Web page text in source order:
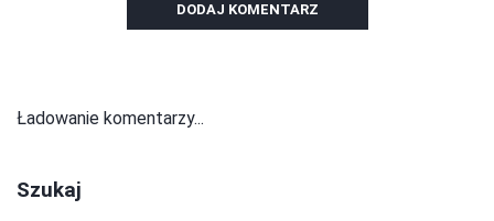
DODAJ KOMENTARZ
Ładowanie komentarzy...
Szukaj